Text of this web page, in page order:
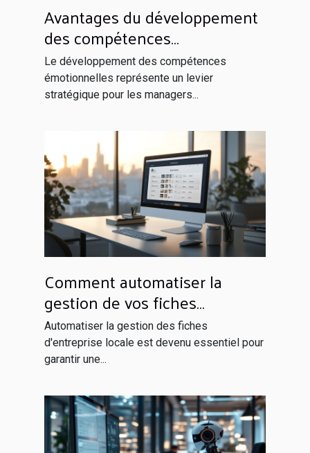
Avantages du développement
des compétences
émotionnelles pour les
managers
Le développement des compétences
émotionnelles représente un levier
stratégique pour les managers...
Comment automatiser la
gestion de vos fiches
d'entreprise locale
Automatiser la gestion des fiches
d'entreprise locale est devenu essentiel pour
garantir une...